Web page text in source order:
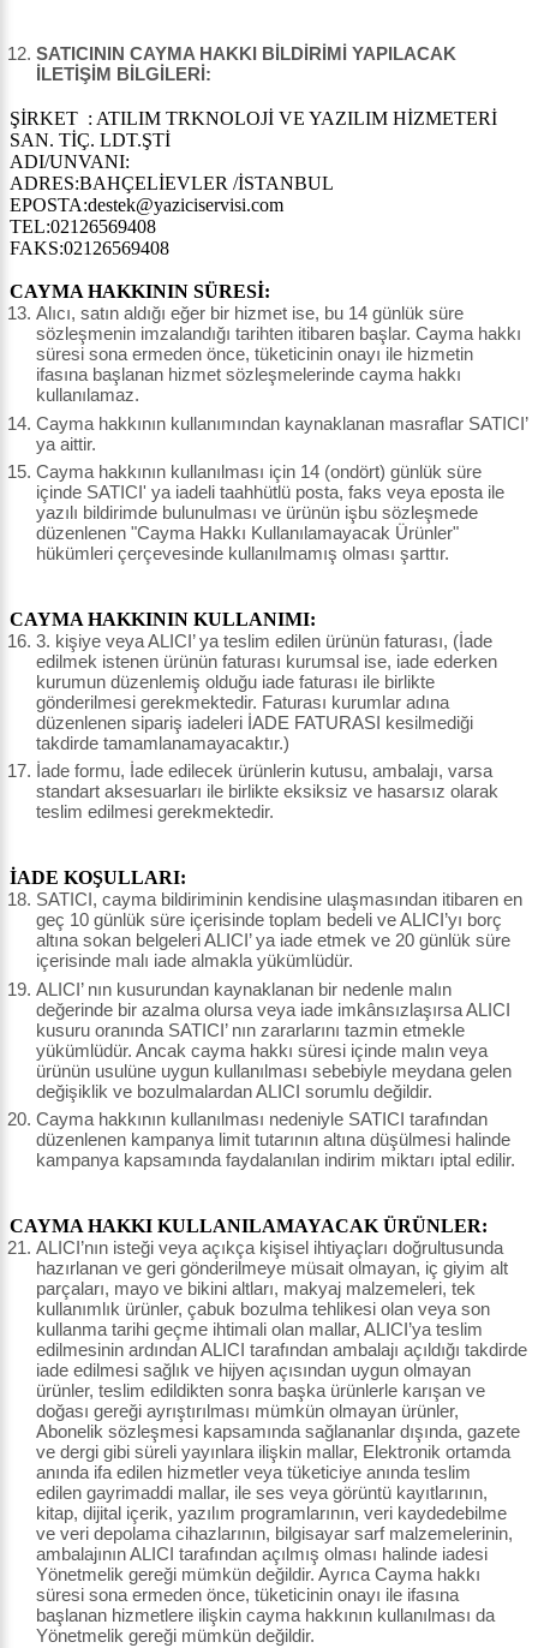
SATICININ CAYMA HAKKI BİLDİRİMİ YAPILACAK
İLETİŞİM BİLGİLERİ:
ŞİRKET : ATILIM TRKNOLOJİ VE YAZILIM HİZMETERİ
SAN. TİÇ. LDT.ŞTİ
ADI/UNVANI:
ADRES:BAHÇELİEVLER /İSTANBUL
EPOSTA:destek@yaziciservisi.com
TEL:02126569408
FAKS:02126569408
CAYMA HAKKININ SÜRESİ:
Alıcı, satın aldığı eğer bir hizmet ise, bu 14 günlük süre
sözleşmenin imzalandığı tarihten itibaren başlar. Cayma hakkı
süresi sona ermeden önce, tüketicinin onayı ile hizmetin
ifasına başlanan hizmet sözleşmelerinde cayma hakkı
kullanılamaz.
Cayma hakkının kullanımından kaynaklanan masraflar SATICI’
ya aittir.
Cayma hakkının kullanılması için 14 (ondört) günlük süre
içinde SATICI' ya iadeli taahhütlü posta, faks veya eposta ile
yazılı bildirimde bulunulması ve ürünün işbu sözleşmede
düzenlenen "Cayma Hakkı Kullanılamayacak Ürünler"
hükümleri çerçevesinde kullanılmamış olması şarttır.
CAYMA HAKKININ KULLANIMI:
3. kişiye veya ALICI’ ya teslim edilen ürünün faturası, (İade
edilmek istenen ürünün faturası kurumsal ise, iade ederken
kurumun düzenlemiş olduğu iade faturası ile birlikte
gönderilmesi gerekmektedir. Faturası kurumlar adına
düzenlenen sipariş iadeleri İADE FATURASI kesilmediği
takdirde tamamlanamayacaktır.)
İade formu, İade edilecek ürünlerin kutusu, ambalajı, varsa
standart aksesuarları ile birlikte eksiksiz ve hasarsız olarak
teslim edilmesi gerekmektedir.
İADE KOŞULLARI:
SATICI, cayma bildiriminin kendisine ulaşmasından itibaren en
geç 10 günlük süre içerisinde toplam bedeli ve ALICI’yı borç
altına sokan belgeleri ALICI’ ya iade etmek ve 20 günlük süre
içerisinde malı iade almakla yükümlüdür.
ALICI’ nın kusurundan kaynaklanan bir nedenle malın
değerinde bir azalma olursa veya iade imkânsızlaşırsa ALICI
kusuru oranında SATICI’ nın zararlarını tazmin etmekle
yükümlüdür. Ancak cayma hakkı süresi içinde malın veya
ürünün usulüne uygun kullanılması sebebiyle meydana gelen
değişiklik ve bozulmalardan ALICI sorumlu değildir.
Cayma hakkının kullanılması nedeniyle SATICI tarafından
düzenlenen kampanya limit tutarının altına düşülmesi halinde
kampanya kapsamında faydalanılan indirim miktarı iptal edilir.
CAYMA HAKKI KULLANILAMAYACAK ÜRÜNLER:
ALICI’nın isteği veya açıkça kişisel ihtiyaçları doğrultusunda
hazırlanan ve geri gönderilmeye müsait olmayan, iç giyim alt
parçaları, mayo ve bikini altları, makyaj malzemeleri, tek
kullanımlık ürünler, çabuk bozulma tehlikesi olan veya son
kullanma tarihi geçme ihtimali olan mallar, ALICI’ya teslim
edilmesinin ardından ALICI tarafından ambalajı açıldığı takdirde
iade edilmesi sağlık ve hijyen açısından uygun olmayan
ürünler, teslim edildikten sonra başka ürünlerle karışan ve
doğası gereği ayrıştırılması mümkün olmayan ürünler,
Abonelik sözleşmesi kapsamında sağlananlar dışında, gazete
ve dergi gibi süreli yayınlara ilişkin mallar, Elektronik ortamda
anında ifa edilen hizmetler veya tüketiciye anında teslim
edilen gayrimaddi mallar, ile ses veya görüntü kayıtlarının,
kitap, dijital içerik, yazılım programlarının, veri kaydedebilme
ve veri depolama cihazlarının, bilgisayar sarf malzemelerinin,
ambalajının ALICI tarafından açılmış olması halinde iadesi
Yönetmelik gereği mümkün değildir. Ayrıca Cayma hakkı
süresi sona ermeden önce, tüketicinin onayı ile ifasına
başlanan hizmetlere ilişkin cayma hakkının kullanılması da
Yönetmelik gereği mümkün değildir.